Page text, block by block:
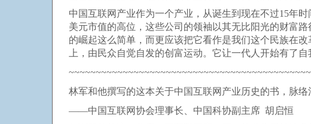
中国互联网产业作为一个产业，从诞生到现在不过15年
美元市值的高位，这些公司的领袖以其无比阳光的财富
的崛起这么简单，而更应该把它看作是我们这个民族在
上，由民众自觉自发的创富运动。它让一代人开始有了
~~~~~~~~~~~~~~~~~~~~~~~~~~~~~~~~~~~~~~~~~~~~~
林军和他撰写的这本关于中国互联网产业历史的书，脉
——中国互联网协会理事长、中国科协副主席 胡启恒